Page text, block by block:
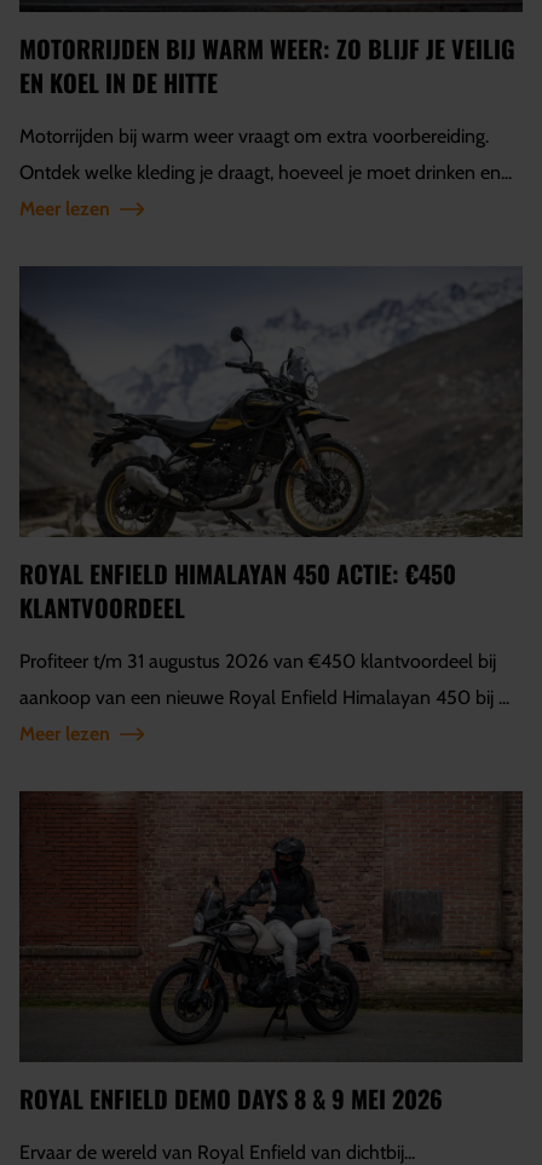
MOTORRIJDEN BIJ WARM WEER: ZO BLIJF JE VEILIG
EN KOEL IN DE HITTE
Motorrijden bij warm weer vraagt om extra voorbereiding.
Ontdek welke kleding je draagt, hoeveel je moet drinken en...
Meer lezen
ROYAL ENFIELD HIMALAYAN 450 ACTIE: €450
KLANTVOORDEEL
Profiteer t/m 31 augustus 2026 van €450 klantvoordeel bij
aankoop van een nieuwe Royal Enfield Himalayan 450 bij ...
Meer lezen
ROYAL ENFIELD DEMO DAYS 8 & 9 MEI 2026
Ervaar de wereld van Royal Enfield van dichtbij...